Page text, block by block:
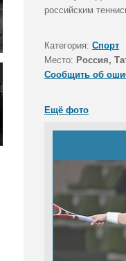
российским
Категория: Спорт
Место: Россия,
Сообщить об
Ещё фото